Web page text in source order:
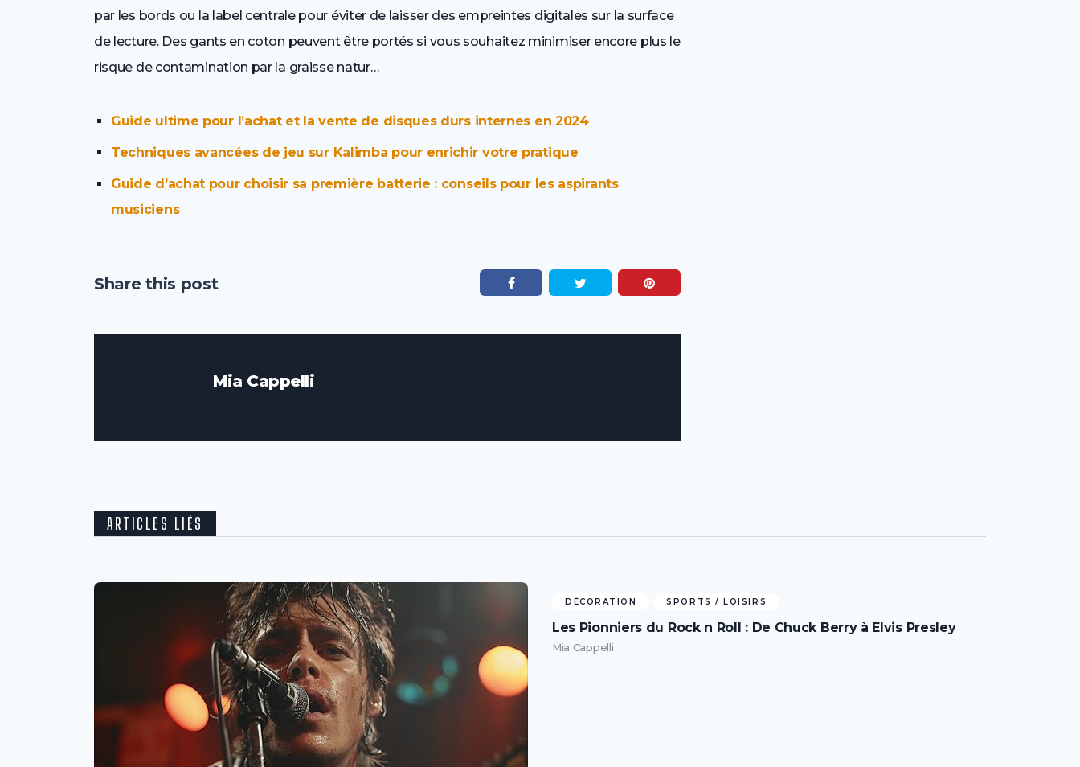
par les bords ou la label centrale pour éviter de laisser des empreintes digitales sur la surface
de lecture. Des gants en coton peuvent être portés si vous souhaitez minimiser encore plus le
risque de contamination par la graisse natur…
Guide ultime pour l’achat et la vente de disques durs internes en 2024
Techniques avancées de jeu sur Kalimba pour enrichir votre pratique
Guide d’achat pour choisir sa première batterie : conseils pour les aspirants
musiciens
Share this post
Mia Cappelli
ARTICLES LIÉS
DÉCORATION SPORTS / LOISIRS
Les Pionniers du Rock n Roll : De Chuck Berry à Elvis Presley
Mia Cappelli